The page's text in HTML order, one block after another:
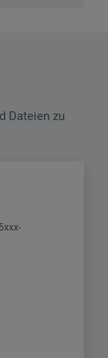
Dateien zu